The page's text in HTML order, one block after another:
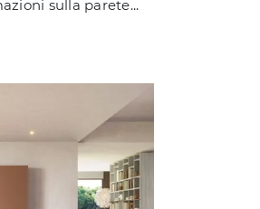
Clicca e ottieni informazioni sulla parete attrezzata Living LV709 della marca Giessegi: è la soluzione dalle linee moderne perfetta per te.